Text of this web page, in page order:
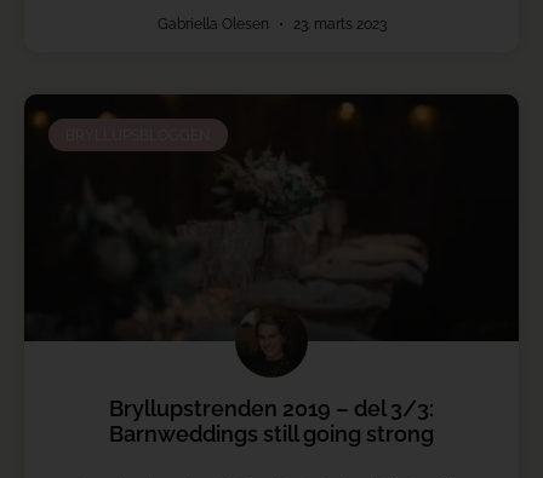
Gabriella Olesen 23. marts 2023
Bryllupstrenden 2019 – del 3/3:
Barnweddings still going strong